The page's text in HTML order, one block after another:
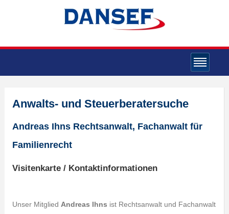
Anwalts- und Steuerberatersuche
Andreas Ihns Rechtsanwalt, Fachanwalt für
Familienrecht
Visitenkarte / Kontaktinformationen
Unser Mitglied Andreas Ihns ist Rechtsanwalt und Fachanwalt